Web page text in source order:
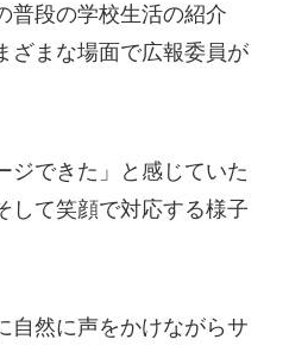
普段の学校生活の紹介
ざまな場面で広報委員が
ジできた」と感じていた
して笑顔で対応する様子
自然に声をかけながらサ